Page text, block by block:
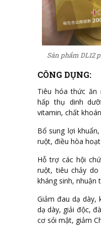
Sản phẩm DL12
CÔNG DỤNG:
Tiêu hóa thức
hấp thụ dinh
vitamin, chất
Bổ sung lợi
ruột, điều hòa
Hỗ trợ các hội
ruột, tiêu chảy do
kháng sinh, nhuận
Giảm đau dạ dày,
dạ dày, giải độc,
cơ sỏi mật, giảm